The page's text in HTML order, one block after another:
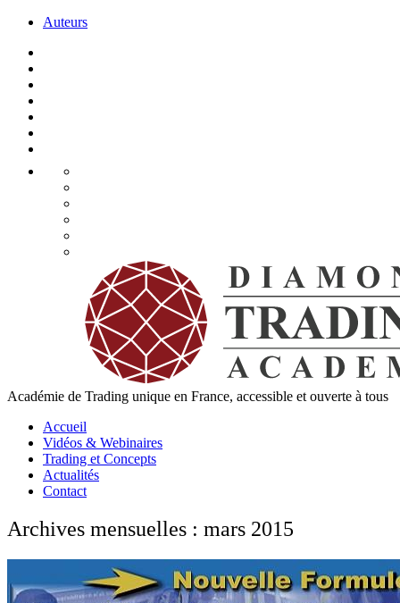
Auteurs
Académie de Trading unique en France, accessible et ouverte à tous
Accueil
Vidéos & Webinaires
Trading et Concepts
Actualités
Contact
Archives mensuelles : mars 2015